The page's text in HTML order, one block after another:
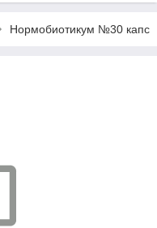
Нормобиотикум №30 капс